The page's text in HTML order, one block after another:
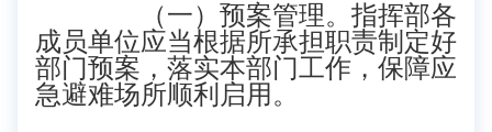
（一）预案管理。指挥部各
成员单位应当根据所承担职责制定好
部门预案，落实本部门工作，保障应
急避难场所顺利启用。